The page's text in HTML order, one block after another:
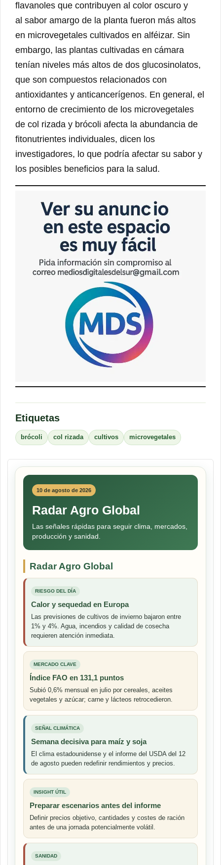
flavanoles que contribuyen al color oscuro y
al sabor amargo de la planta fueron más altos
en microvegetales cultivados en alféizar. Sin
embargo, las plantas cultivadas en cámara
tenían niveles más altos de dos glucosinolatos,
que son compuestos relacionados con
antioxidantes y anticancerígenos. En general, el
entorno de crecimiento de los microvegetales
de col rizada y brócoli afecta la abundancia de
fitonutrientes individuales, dicen los
investigadores, lo que podría afectar su sabor y
los posibles beneficios para la salud.
Etiquetas
brócoli col rizada cultivos microvegetales
10 de agosto de 2026
Radar Agro Global
Las señales rápidas para seguir clima, mercados,
producción y sanidad.
Radar Agro Global
RIESGO DEL DÍA
Calor y sequedad en Europa
Las previsiones de cultivos de invierno bajaron entre
1% y 4%. Agua, incendios y calidad de cosecha
requieren atención inmediata.
MERCADO CLAVE
Índice FAO en 131,1 puntos
Subió 0,6% mensual en julio por cereales, aceites
vegetales y azúcar; carne y lácteos retrocedieron.
SEÑAL CLIMÁTICA
Semana decisiva para maíz y soja
El clima estadounidense y el informe del USDA del 12
de agosto pueden redefinir rendimientos y precios.
INSIGHT ÚTIL
Preparar escenarios antes del informe
Definir precios objetivo, cantidades y costes de ración
antes de una jornada potencialmente volátil.
SANIDAD